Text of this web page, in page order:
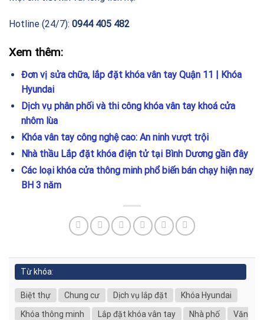
Hotline (24/7): 0944 405 482
Xem thêm:
Đơn vị sửa chữa, lắp đặt khóa vân tay Quận 11 | Khóa
Hyundai
Dịch vụ phân phối và thi công khóa vân tay khoá cửa
nhôm lùa
Khóa vân tay công nghệ cao: An ninh vượt trội
Nhà thầu Lắp đặt khóa điện tử tại Bình Dương gần đây
Các loại khóa cửa thông minh phổ biến bán chạy hiện nay
BH 3 năm
Từ khóa:
Biệt thự Chung cư Dịch vụ lắp đặt
Khóa Hyundai
Khóa thông minh
Lắp đặt khóa vân tay Nhà phố
Văn